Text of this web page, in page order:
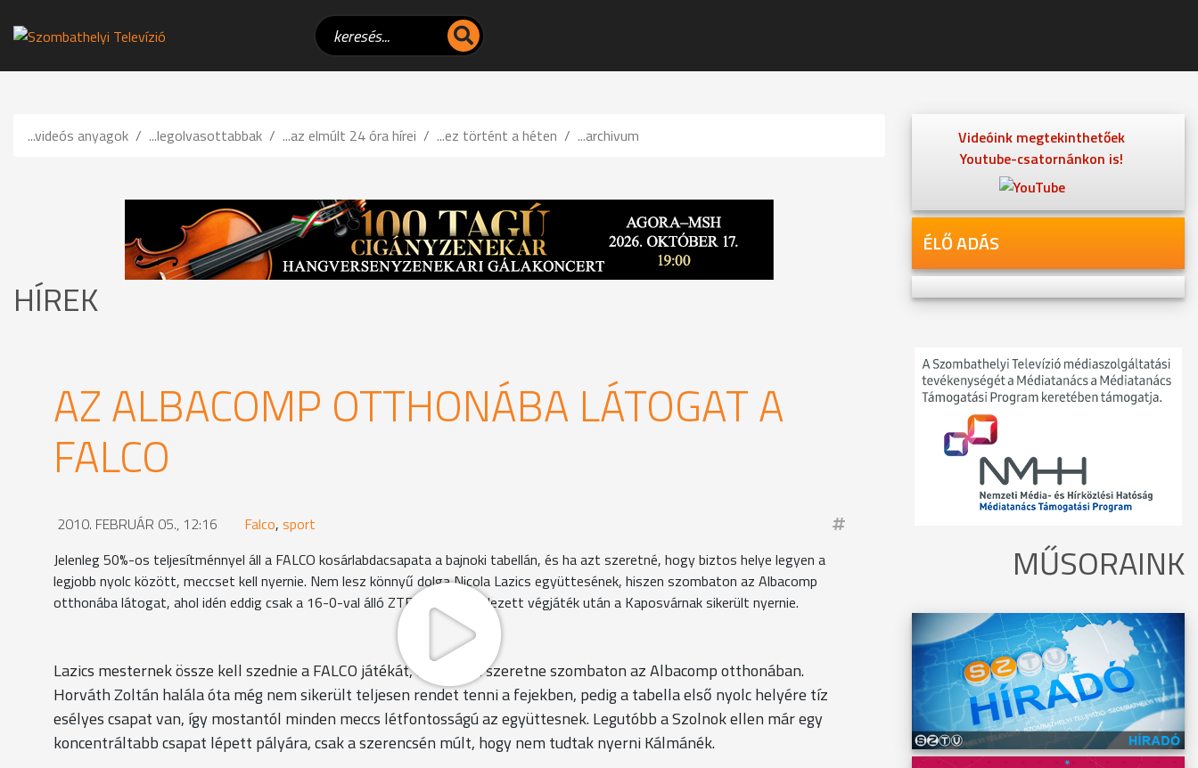
...videós anyagok ...legolvasottabbak ...az elmúlt 24 óra hírei ...ez történt a héten ...archivum
HÍREK
AZ ALBACOMP OTTHONÁBA LÁTOGAT A
FALCO
2010. FEBRUÁR 05., 12:16 Falco, sport
Jelenleg 50%-os teljesítménnyel áll a FALCO kosárlabdacsapata a bajnoki tabellán, és ha azt szeretné, hogy biztos helye legyen a
legjobb nyolc között, meccset kell nyernie. Nem lesz könnyű dolga Nicola Lazics együttesének, hiszen szombaton az Albacomp
otthonába látogat, ahol idén eddig csak a 16-0-val álló ZTE-nek, és kieélezett végjáték után a Kaposvárnak sikerült nyernie.
Lazics mesternek össze kell szednie a FALCO játékát, ha győzni szeretne szombaton az Albacomp otthonában.
Horváth Zoltán halála óta még nem sikerült teljesen rendet tenni a fejekben, pedig a tabella első nyolc helyére tíz
esélyes csapat van, így mostantól minden meccs létfontosságú az együttesnek. Legutóbb a Szolnok ellen már egy
koncentráltabb csapat lépett pályára, csak a szerencsén múlt, hogy nem tudtak nyerni Kálmánék.
Videóink megtekinthetőek
Youtube-csatornánkon is!
ÉLŐ ADÁS
MŰSORAINK